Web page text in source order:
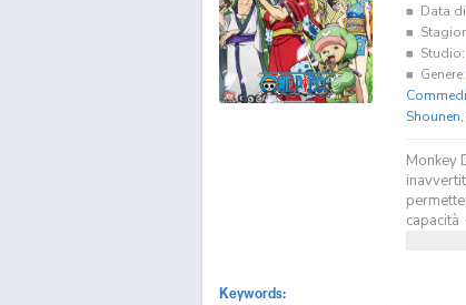
Data
Studio:
Genere:
Shounen,
Monkey
capacità
Keywords: